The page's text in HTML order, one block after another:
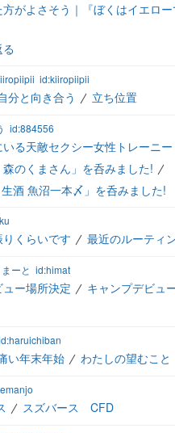
がよさそう｜『ぼくはイエロ
id:kiiropiipii
分と向き合う 立ち位置
id:884556
る天敵セクシー女性トレーニー
くまさん」を呑みました!
酒 魚沼一本〆」を呑みました!
くらいです 最近のルーティ
ーと id:himat
ー場所決定
キャンプデビュ
い年末年始 わたしの望むこと
スズバース CFD